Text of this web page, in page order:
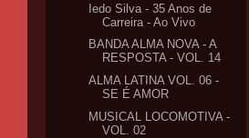
Iedo Silva - 35 Anos de
Carreira - Ao Vivo
BANDA ALMA NOVA - A
RESPOSTA - VOL. 14
ALMA LATINA VOL. 06 -
SE É AMOR
MUSICAL LOCOMOTIVA -
VOL. 02